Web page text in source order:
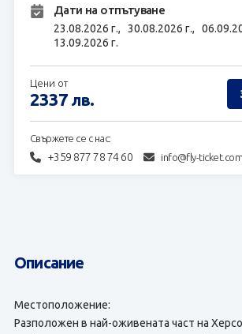
Дати на отпътуване
23.08.2026 г., 30.08.2026 г.,
13.09.2026 г.
Свържете се с нас:
+359 877 78 74 60 info@fly-ticket.com
Цени от
2337 лв.
Описание
Местоположение:
Разположен в най-оживената част на